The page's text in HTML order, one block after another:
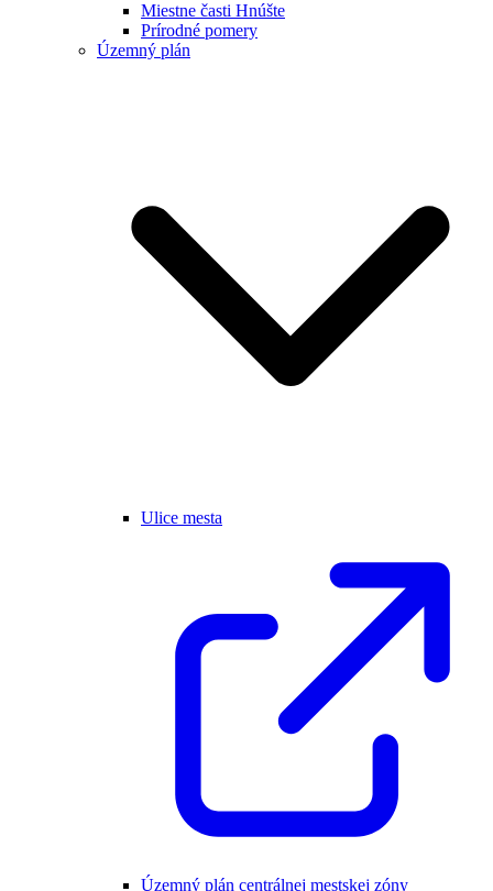
Miestne časti Hnúšte
Prírodné pomery
Územný plán
Ulice mesta
Územný plán centrálnej mestskej zóny